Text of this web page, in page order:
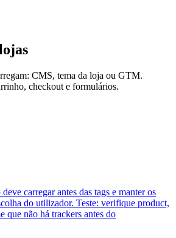
CMS, tema da loja ou GTM.
checkout e formulários.
carregar antes das tags e manter os
do utilizador. Teste: verifique product,
que não há trackers antes do